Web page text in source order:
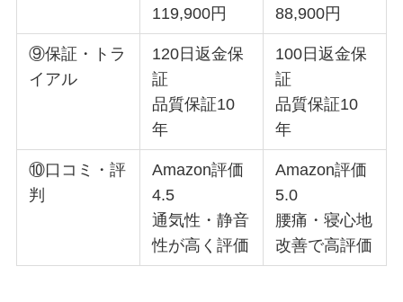
119,900円
88,900円
⑨保証・トラ
イアル
120日返金保
証
品質保証10
年
100日返金保
証
品質保証10
年
⑩口コミ・評
判
Amazon評価
4.5
通気性・静音
性が高く評価
Amazon評価
5.0
腰痛・寝心地
改善で高評価